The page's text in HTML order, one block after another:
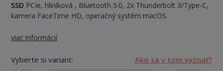
SSD PCIe, hliníková , Bluetooth 5.0, 2x Thunderbolt 3/Type-C,
kamera FaceTime HD, operačný systém macOS.
viac informácií
Vyberte si variant: Ako sa v tom vyznať?